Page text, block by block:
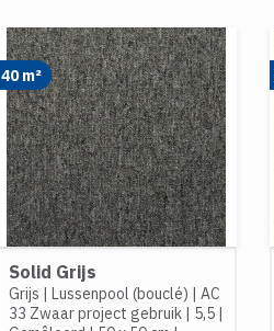
40 m²
Solid Grijs
Grijs | Lussenpool (bouclé) | AC
33 Zwaar project gebruik| 5,5|